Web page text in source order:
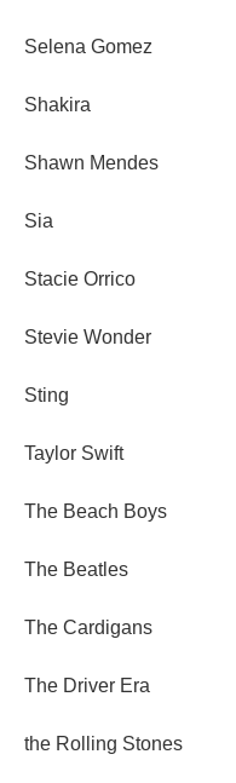
Selena Gomez
Shakira
Shawn Mendes
Sia
Stacie Orrico
Stevie Wonder
Sting
Taylor Swift
The Beach Boys
The Beatles
The Cardigans
The Driver Era
the Rolling Stones